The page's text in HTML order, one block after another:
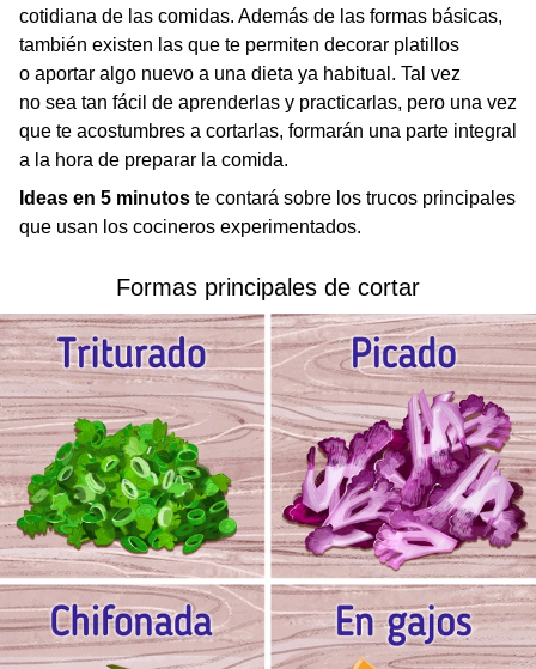
cotidiana de las comidas. Además de las formas básicas,
también existen las que te permiten decorar platillos
o aportar algo nuevo a una dieta ya habitual. Tal vez
no sea tan fácil de aprenderlas y practicarlas, pero una vez
que te acostumbres a cortarlas, formarán una parte integral
a la hora de preparar la comida.
Ideas en 5 minutos te contará sobre los trucos principales
que usan los cocineros experimentados.
Formas principales de cortar